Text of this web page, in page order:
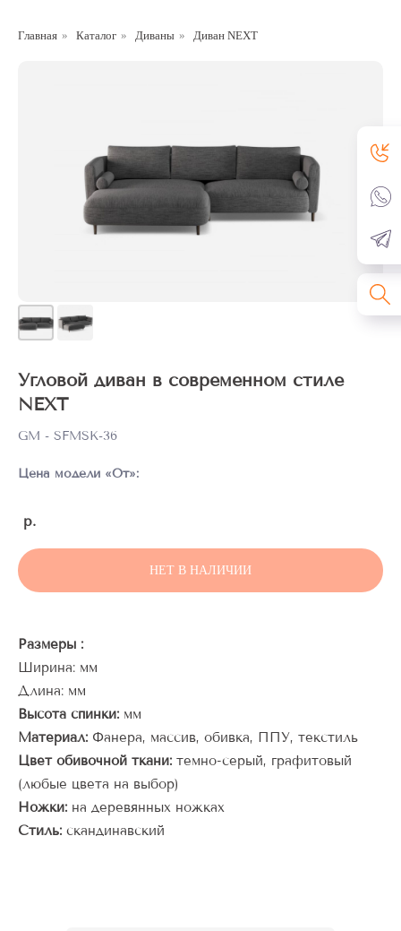
Главная » Каталог » Диваны » Диван NEXT
Угловой диван в современном стиле
NEXT
GM - SFMSK-36
Цена модели «От»:
р.
НЕТ В НАЛИЧИИ
Размеры :
Ширина: мм
Длина: мм
Высота спинки: мм
Материал: Фанера, массив, обивка, ППУ, текстиль
Цвет обивочной ткани: темно-серый, графитовый
(любые цвета на выбор)
Ножки: на деревянных ножках
Стиль: скандинавский